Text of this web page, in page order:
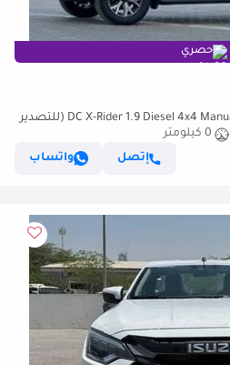
حصري
إيسوزو D ماكس DC X-Rider 1.9 Diesel 4x4 Manual – Full Option (للتصدير
0 كيلومتر
إتصل
واتساب